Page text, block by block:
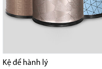
Kệ để hành lý